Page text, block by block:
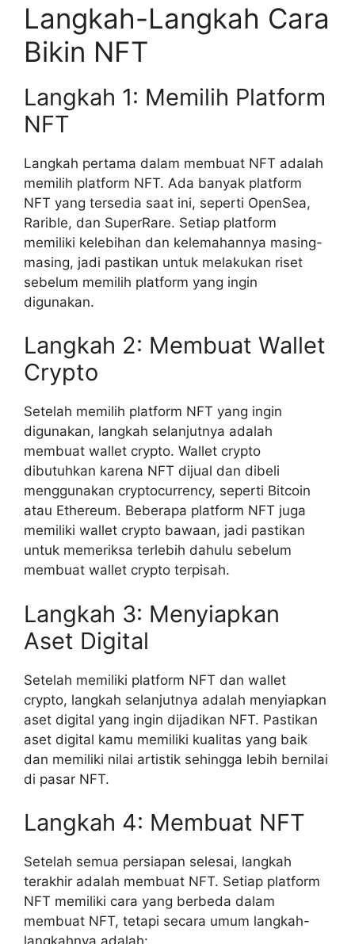
Langkah-Langkah Cara
Bikin NFT
Langkah 1: Memilih Platform
NFT
Langkah pertama dalam membuat NFT adalah
memilih platform NFT. Ada banyak platform
NFT yang tersedia saat ini, seperti OpenSea,
Rarible, dan SuperRare. Setiap platform
memiliki kelebihan dan kelemahannya masing-
masing, jadi pastikan untuk melakukan riset
sebelum memilih platform yang ingin
digunakan.
Langkah 2: Membuat Wallet
Crypto
Setelah memilih platform NFT yang ingin
digunakan, langkah selanjutnya adalah
membuat wallet crypto. Wallet crypto
dibutuhkan karena NFT dijual dan dibeli
menggunakan cryptocurrency, seperti Bitcoin
atau Ethereum. Beberapa platform NFT juga
memiliki wallet crypto bawaan, jadi pastikan
untuk memeriksa terlebih dahulu sebelum
membuat wallet crypto terpisah.
Langkah 3: Menyiapkan
Aset Digital
Setelah memiliki platform NFT dan wallet
crypto, langkah selanjutnya adalah menyiapkan
aset digital yang ingin dijadikan NFT. Pastikan
aset digital kamu memiliki kualitas yang baik
dan memiliki nilai artistik sehingga lebih bernilai
di pasar NFT.
Langkah 4: Membuat NFT
Setelah semua persiapan selesai, langkah
terakhir adalah membuat NFT. Setiap platform
NFT memiliki cara yang berbeda dalam
membuat NFT, tetapi secara umum langkah-
langkahnya adalah: